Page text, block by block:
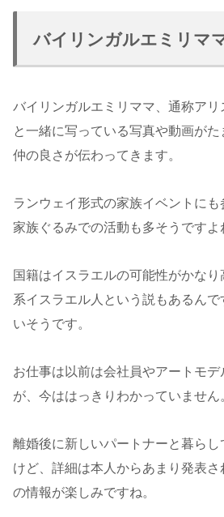
バイリンガルエミリマ
バイリンガルエミリママ、通称ア
と一緒に写っている写真や動画が
仲の良さが伝わってきます。
ランウェイ形式の家族イベントにも
家族ぐるみでの活動も多そうですよ
国籍はイスラエルの可能性がかな
系イスラエル人という説もあるん
いそうです。
お仕事は以前は会社員やアートモ
が、今ははっきりわかっていません
離婚後に新しいパートナーと暮ら
けど、詳細は本人からあまり発表
の情報が楽しみですね。